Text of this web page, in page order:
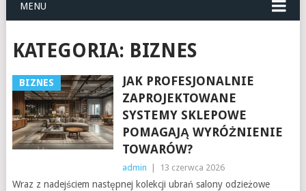
MENU
KATEGORIA: BIZNES
BIZNES
JAK PROFESJONALNIE
ZAPROJEKTOWANE
SYSTEMY SKLEPOWE
POMAGAJĄ WYRÓŻNIENIE
TOWARÓW?
admin 13 czerwca 2026
Wraz z nadejściem następnej kolekcji ubrań salony odzieżowe